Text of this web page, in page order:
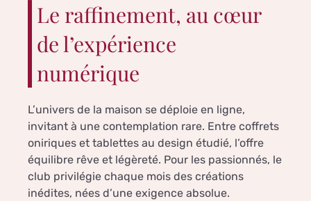
Le raffinement, au cœur
de l’expérience
numérique
L’univers de la maison se déploie en ligne,
invitant à une contemplation rare. Entre coffrets
oniriques et tablettes au design étudié, l’offre
équilibre rêve et légèreté. Pour les passionnés, le
club privilégie chaque mois des créations
inédites, nées d’une exigence absolue.